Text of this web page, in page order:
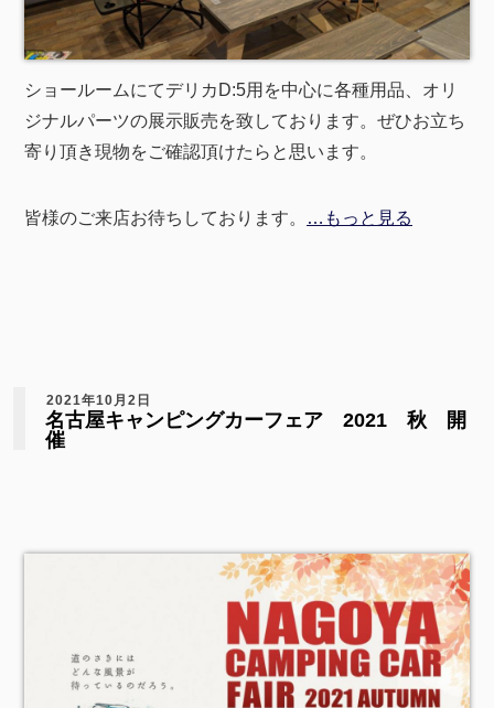
ショールームにてデリカD:5用を中心に各種用品、オリ
ジナルパーツの展示販売を致しております。ぜひお立ち
寄り頂き現物をご確認頂けたらと思います。
皆様のご来店お待ちしております。 …もっと見る
2021年10月2日
名古屋キャンピングカーフェア 2021 秋 開
催